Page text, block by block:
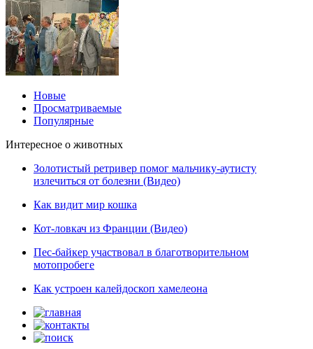
Новые
Просматриваемые
Популярные
Интересное о животных
Золотистый ретривер помог мальчику-аутисту
излечиться от болезни (Видео)
Как видит мир кошка
Кот-ловкач из Франции (Видео)
Пес-байкер участвовал в благотворительном
мотопробеге
Как устроен калейдоскоп хамелеона